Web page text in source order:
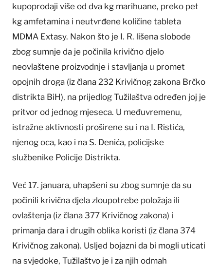
kupoprodaji više od dva kg marihuane, preko pet
kg amfetamina i neutvrđene količine tableta
MDMA Extasy. Nakon što je I. R. lišena slobode
zbog sumnje da je počinila krivično djelo
neovlaštene proizvodnje i stavljanja u promet
opojnih droga (iz člana 232 Krivičnog zakona Brčko
distrikta BiH), na prijedlog Tužilaštva određen joj je
pritvor od jednog mjeseca. U međuvremenu,
istražne aktivnosti proširene su i na I. Ristića,
njenog oca, kao i na S. Denića, policijske
službenike Policije Distrikta.
Već 17. januara, uhapšeni su zbog sumnje da su
počinili krivična djela zloupotrebe položaja ili
ovlaštenja (iz člana 377 Krivičnog zakona) i
primanja dara i drugih oblika koristi (iz člana 374
Krivičnog zakona). Usljed bojazni da bi mogli uticati
na svjedoke, Tužilaštvo je i za njih odmah